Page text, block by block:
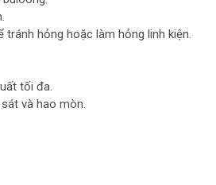
hỏng hoặc làm hỏng linh kiện.
tối đa.
và hao mòn.